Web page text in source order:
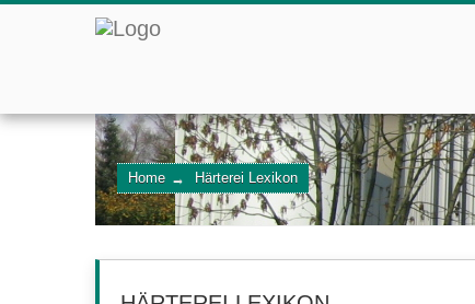
Home → Härterei Lexikon